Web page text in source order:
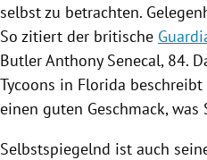
selbst zu betrachten.
So zitiert der britische
ButlerAnthony Senecal, 84.
Tycoons in Florida beschreibt
einen guten Geschmack, was
Selbstspiegelnd ist auch